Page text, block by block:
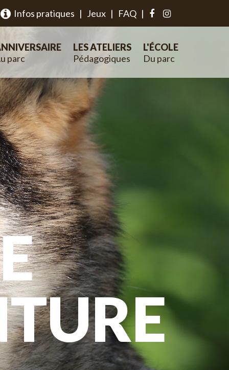
Infos pratiques | Jeux | FAQ |
parc
LES ATELIERS
Pédagogiques
L'ÉCOLE
Du parc